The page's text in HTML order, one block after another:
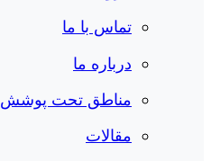
تماس با ما
درباره ما
مناطق تحت پوشش
مقالات